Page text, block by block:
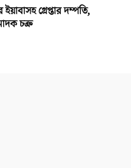
গ্রেপ্তার দম্পতি,
চক্র